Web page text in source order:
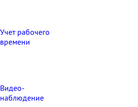
Учет рабочего
времени
Видео‑
наблюдение